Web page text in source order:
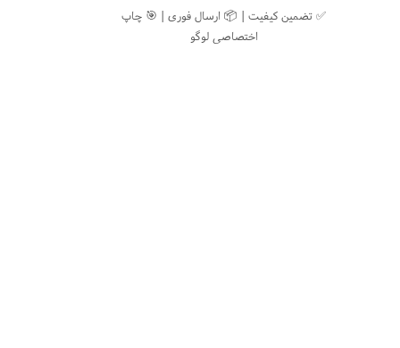
✅ تضمین کیفیت | 📦 ارسال فوری | 🎯 چاپ
اختصاصی لوگو